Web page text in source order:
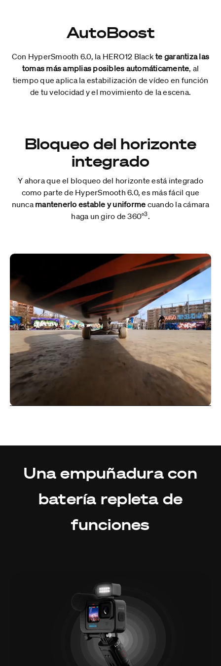
AutoBoost
Con HyperSmooth 6.0, la HERO12 Blackte garantiza las
tomas más amplias posibles automáticamente, al
tiempo que aplica la estabilización de vídeo en función
de tu velocidad y el movimiento de la escena.
Bloqueo del horizonte
integrado
Y ahora que el bloqueo del horizonte está integrado
como parte de HyperSmooth 6.0, es más fácil que
nunca mantenerlo estable y uniforme cuando la cámara
haga un giro de 360°3.
Una empuñadura con
batería repleta de
funciones